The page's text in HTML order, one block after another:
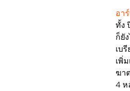
อา
ทั้ง
ก็ยั
เบ
เพิ่
ฆา
4 ห